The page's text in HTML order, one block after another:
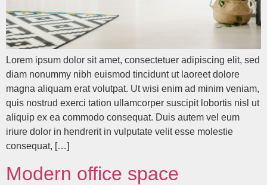
Lorem ipsum dolor sit amet, consectetuer adipiscing elit, sed
diam nonummy nibh euismod tincidunt ut laoreet dolore
magna aliquam erat volutpat. Ut wisi enim ad minim veniam,
quis nostrud exerci tation ullamcorper suscipit lobortis nisl ut
aliquip ex ea commodo consequat. Duis autem vel eum
iriure dolor in hendrerit in vulputate velit esse molestie
consequat, […]
Modern office space